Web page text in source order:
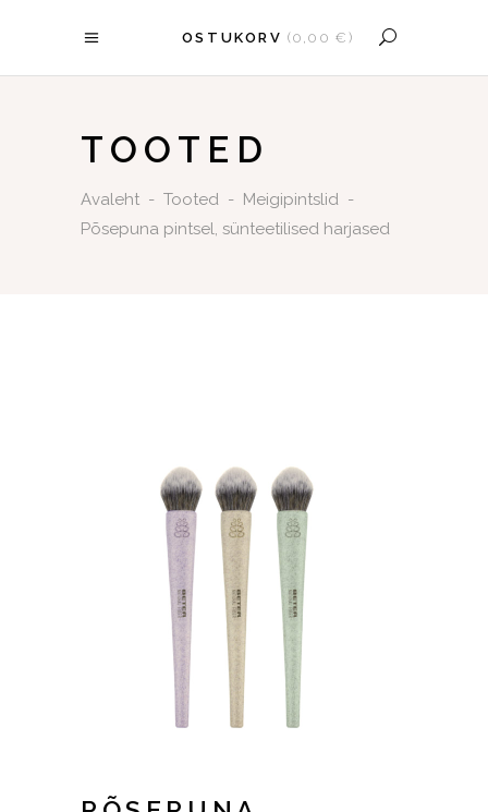
OSTUKORV (0,00 € )
TOOTED
Avaleht - Tooted - Meigipintslid -
Põsepuna pintsel, sünteetilised harjased